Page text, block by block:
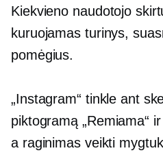
Kiekvieno naudotojo
kuruojamas turinys,
pomėgius.
„Instagram“ tinkle ant
piktogramą „Remiama“
a raginimas veikti